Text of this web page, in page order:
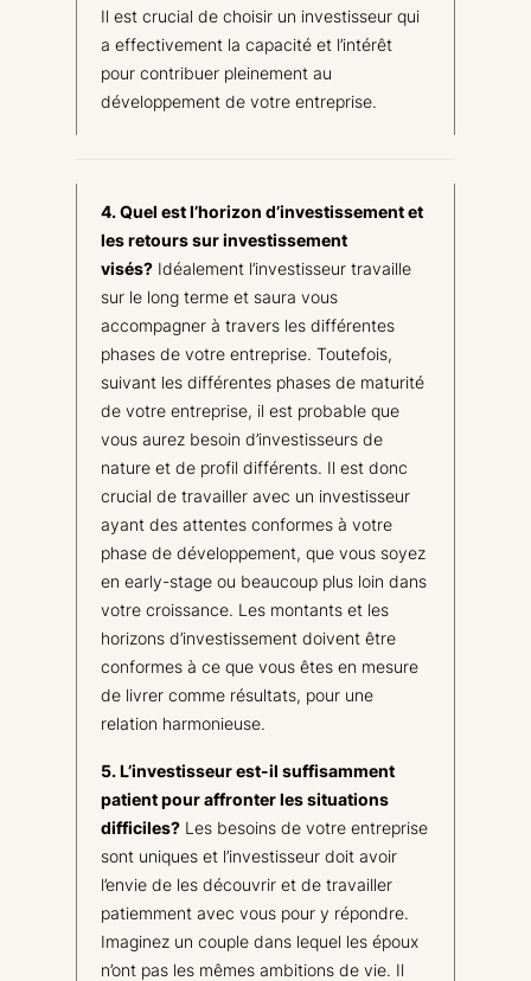
Il est crucial de choisir un investisseur qui
a effectivement la capacité et l’intérêt
pour contribuer pleinement au
développement de votre entreprise.
4. Quel est l’horizon d’investissement et
les retours sur investissement
visés? Idéalement l’investisseur travaille
sur le long terme et saura vous
accompagner à travers les différentes
phases de votre entreprise. Toutefois,
suivant les différentes phases de maturité
de votre entreprise, il est probable que
vous aurez besoin d’investisseurs de
nature et de profil différents. Il est donc
crucial de travailler avec un investisseur
ayant des attentes conformes à votre
phase de développement, que vous soyez
en early-stage ou beaucoup plus loin dans
votre croissance. Les montants et les
horizons d’investissement doivent être
conformes à ce que vous êtes en mesure
de livrer comme résultats, pour une
relation harmonieuse.
5. L’investisseur est-il suffisamment
patient pour affronter les situations
difficiles? Les besoins de votre entreprise
sont uniques et l’investisseur doit avoir
l’envie de les découvrir et de travailler
patiemment avec vous pour y répondre.
Imaginez un couple dans lequel les époux
n’ont pas les mêmes ambitions de vie. Il